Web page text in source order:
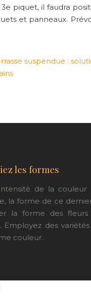
piquet, il faudra
et panneaux.
suspendue :
les formes
de la
la forme de ce
la forme des
Employez des
couleur.